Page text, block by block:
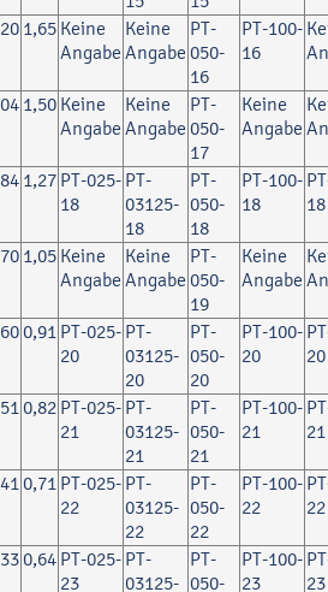
1,65 Keine
Angabe
Keine
Angabe
PT-
050-
16
PT-100-
16
1,50 Keine
Angabe
Keine
Angabe
PT-
050-
17
Keine
Angabe
1,27 PT-025-
18
PT-
03125-
18
PT-
050-
18
PT-100-
18
18
1,05 Keine
Angabe
Keine
Angabe
PT-
050-
19
Keine
Angabe
0,91 PT-025-
20
PT-
03125-
20
PT-
050-
20
PT-100-
20
20
0,82 PT-025-
21
PT-
03125-
21
PT-
050-
21
PT-100-
21
21
0,71 PT-025-
22
PT-
03125-
22
PT-
050-
22
PT-100-
22
22
0,64 PT-025-
23
PT-
03125-
PT-
050-
PT-100-
23
23